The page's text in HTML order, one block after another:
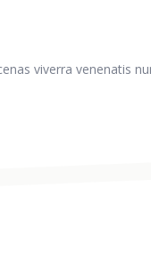
viverra venenatis